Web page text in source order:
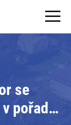
se
pořadu